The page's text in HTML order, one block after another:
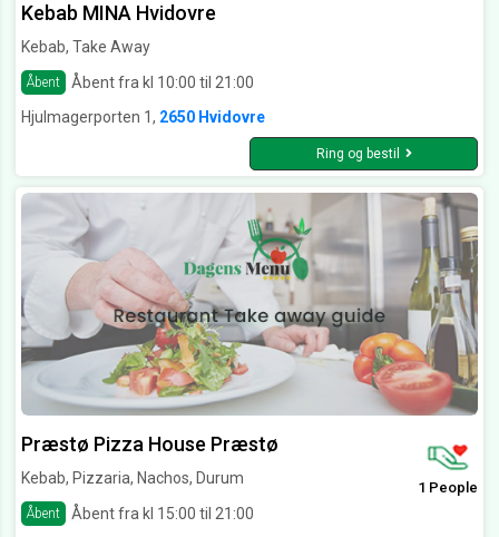
Kebab MINA Hvidovre
Kebab, Take Away
Åbent
Åbent fra kl 10:00 til 21:00
Hjulmagerporten 1, 2650 Hvidovre
Ring og bestil
Præstø Pizza House Præstø
Kebab, Pizzaria, Nachos, Durum
Åbent Åbent fra kl 15:00 til 21:00
1 People